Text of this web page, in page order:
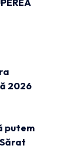
2026
putem